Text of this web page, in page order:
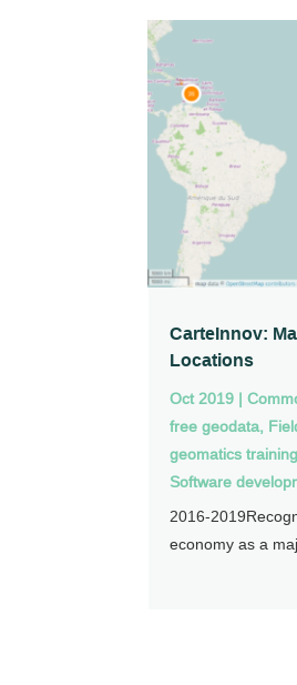
CarteInnov:
Locations
Oct 2019 |
free geodata,
geomatics training
Software
2016-
economy as a